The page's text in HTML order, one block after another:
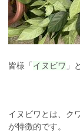
皆様「 イヌビワ 」
イヌビワとは、ク
が特徴的です。